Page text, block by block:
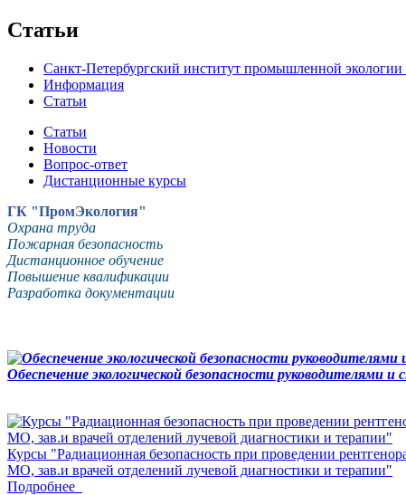
Статьи
Санкт-Петербургский институт промышленной экологии
Информация
Статьи
Статьи
Новости
Вопрос-ответ
Дистанционные курсы
ГК "ПромЭкология"
Охрана труда
Пожарная безопасность
Дистанционное обучение
Повышение квалификации
Разработка документации
Обеспечение экологической безопасности руководителями
Курсы "Радиационная безопасность при проведении
МО, зав.и врачей отделений лучевой диагностики и терапии"
Подробнее